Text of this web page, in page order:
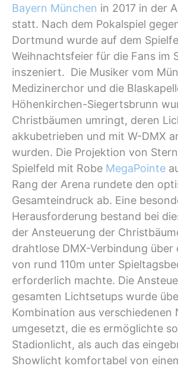
Bayern München in 2017 in der
statt. Nach dem Pokalspiel
Dortmund wurde auf dem
Weihnachtsfeier für die Fans im
inszeniert. Die Musiker vom
Medizinerchor und die
Höhenkirchen-Siegertsbrunn
Christbäumen umringt, deren
akkubetrieben und mit W-DMX
wurden. Die Projektion von
Spielfeld mit Robe MegaPointe
Rang der Arena rundete den
Gesamteindruck ab. Eine
Herausforderung bestand bei
der Ansteuerung der
drahtlose DMX-Verbindung über
von rund 110m unter
erforderlich machte. Die
gesamten Lichtsetups wurde
Kombination aus verschiedenen
umgesetzt, die es ermöglichte
Stadionlicht, als auch das
Showlicht komfortabel von